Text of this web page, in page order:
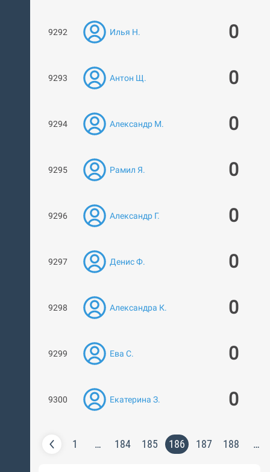
9292 Илья Н. 0
9293 Антон Щ. 0
9294 Александр М. 0
9295 Рамил Я. 0
9296 Александр Г. 0
9297 Денис Ф. 0
9298 Александра К. 0
9299 Ева С. 0
9300 Екатерина З. 0
1 … 184 185 186 187 188 …